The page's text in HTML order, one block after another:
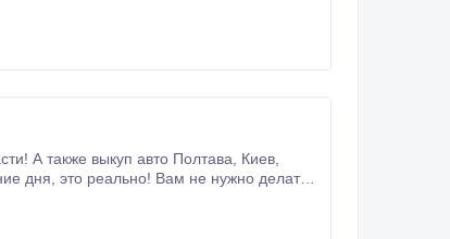
также выкуп авто Полтава, Киев,